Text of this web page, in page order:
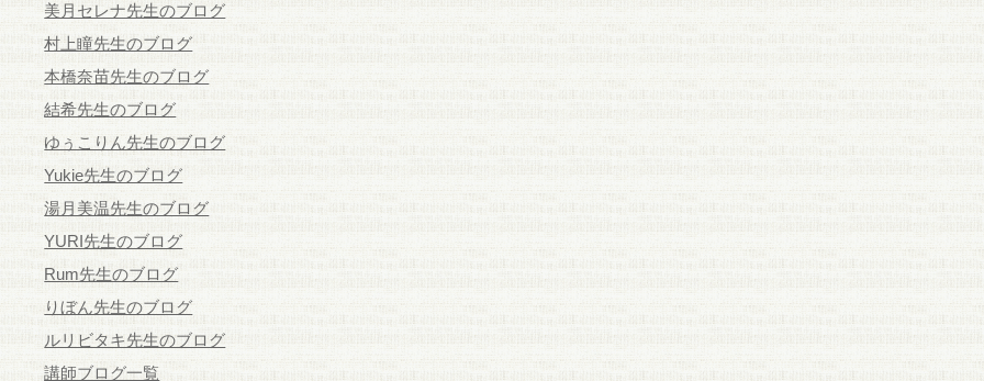
美月セレナ先生のブログ
村上瞳先生のブログ
本橋奈苗先生のブログ
結希先生のブログ
ゆぅこりん先生のブログ
Yukie先生のブログ
湯月美温先生のブログ
YURI先生のブログ
Rum先生のブログ
りぼん先生のブログ
ルリビタキ先生のブログ
講師ブログ一覧